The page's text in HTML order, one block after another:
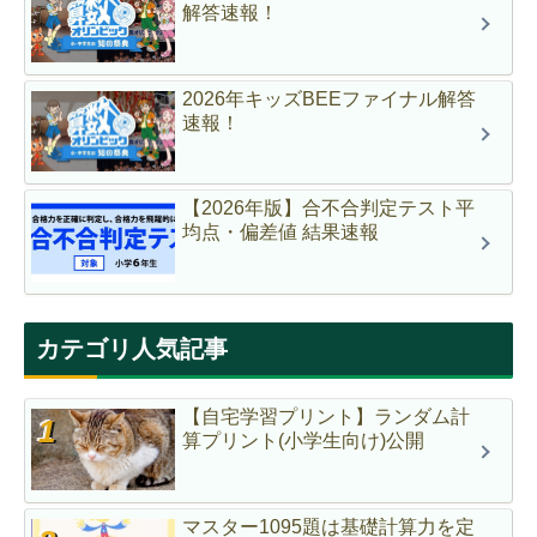
解答速報！
2026年キッズBEEファイナル解答
速報！
【2026年版】合不合判定テスト平
均点・偏差値 結果速報
カテゴリ人気記事
【自宅学習プリント】ランダム計
算プリント(小学生向け)公開
マスター1095題は基礎計算力を定